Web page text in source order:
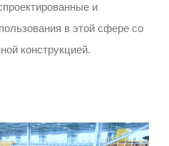
и
в этой сфере со
конструкцией.